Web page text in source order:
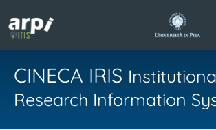
CINECA IRIS
Research Information